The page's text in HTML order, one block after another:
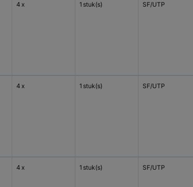
4 x 1 stuk(s) SF/UTP
4 x 1 stuk(s) SF/UTP
4 x 1 stuk(s) SF/UTP